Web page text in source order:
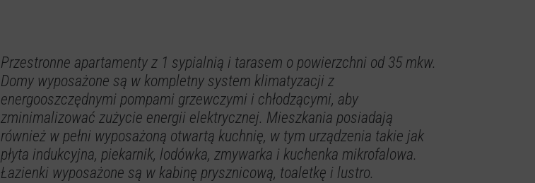
Przestronne apartamenty z 1 sypialnią i tarasem o powierzchni od 35 mkw.
Domy wyposażone są w kompletny system klimatyzacji z
energooszczędnymi pompami grzewczymi i chłodzącymi, aby
zminimalizować zużycie energii elektrycznej. Mieszkania posiadają
również w pełni wyposażoną otwartą kuchnię, w tym urządzenia takie jak
płyta indukcyjna, piekarnik, lodówka, zmywarka i kuchenka mikrofalowa.
Łazienki wyposażone są w kabinę prysznicową, toaletkę i lustro.